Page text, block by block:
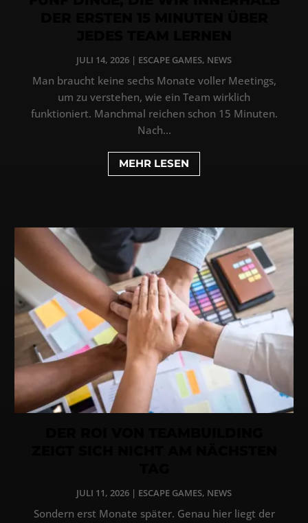
JULI 14, 2026 | ESCAPE GAMES, NEWS
Man braucht keine sechs Monate voller Meetings,
um zu verstehen, wie ein Team wirklich
funktioniert. Manchmal reichen schon 15 Minuten.
Nach...
MEHR LESEN
JULI 11, 2026 | ESCAPE GAMES, NEWS
Sondern erst Monate später. Genau hier liegt der